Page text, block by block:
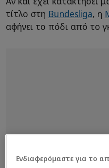
τίτλο στη Bundesliga, η
αφήνει το πόδι από το
Ενδιαφερόμαστε για το